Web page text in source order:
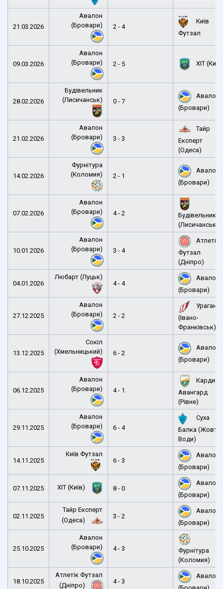
21.03.2026
Авалон
(Бровари)
2 - 4
Київ
Футзал
09.03.2026
Авалон
(Бровари)
2 - 5 ХІТ
28.02.2026
Будівельник
(Лисичанськ)
0 - 7
Авалон
(Бровари)
21.02.2026
Авалон
(Бровари)
3 - 3
Тайр
Експерт
(Одеса)
14.02.2026
Фурнітура
(Коломия)
2 - 1
Авалон
(Бровари)
07.02.2026
Авалон
(Бровари)
4 - 2
Будівельник
(Лисичанськ)
10.01.2026
Авалон
(Бровари)
3 - 4
Атлетік
Футзал
(Дніпро)
04.01.2026
Любарт (Луцьк)
4 - 4
Авалон
(Бровари)
27.12.2025
Авалон
(Бровари)
2 - 2
Ураган
(Івано-
Франківськ)
13.12.2025
Сокіл
(Хмельницький)
6 - 2
Авалон
(Бровари)
06.12.2025
Авалон
(Бровари)
4 - 1
Авангард
(Рівне)
29.11.2025
Авалон
(Бровари)
6 - 4
Суха
Балка (Жовті
Води)
14.11.2025
Київ Футзал
6 - 3
Авалон
(Бровари)
07.11.2025 ХІТ (Київ) 8 - 0
Авалон
(Бровари)
02.11.2025
Тайр Експерт
(Одеса)
3 - 2
Авалон
(Бровари)
25.10.2025
Авалон
(Бровари)
4 - 3
Фурнітура
(Коломия)
18.10.2025
Атлетік Футзал
(Дніпро)
4 - 3
Авалон